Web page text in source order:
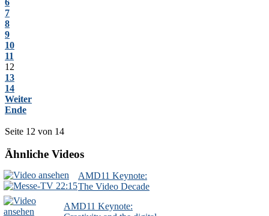
7
8
9
10
11
12
13
14
Weiter
Ende
Seite 12 von 14
Ähnliche Videos
22:15
AMD11 Keynote:
The Video Decade
AMD11 Keynote: